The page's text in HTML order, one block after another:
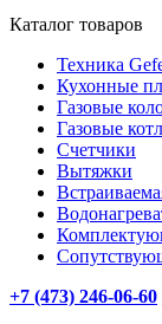
Каталог товаров
Техника
Кухонные
Газовые
Газовые
Счетчики
Вытяжки
+7 (473) 246-06-60